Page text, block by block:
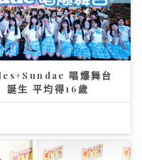
唱爆舞台
誕生 平均得16歲